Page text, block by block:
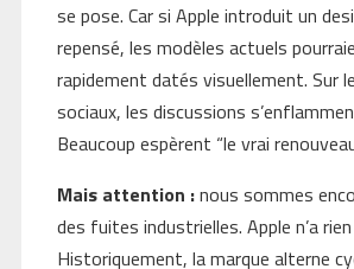
se pose. Car si Apple introduit un
repensé, les modèles actuels
rapidement datés visuellement. Sur
sociaux, les discussions
Beaucoup espèrent “le vrai
Mais attention :nous sommes
des fuites industrielles. Apple n’a
Historiquement, la marque alterne